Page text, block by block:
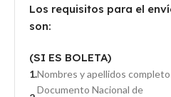
Los requisitos para el
son:
(SI ES BOLETA)
Nombres y apellidos
Documento Nacional de